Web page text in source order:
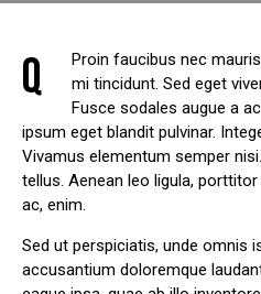
Q
Proin faucibus nec
mi tincidunt. Sed eget
Fusce sodales augue a
ipsum eget blandit pulvinar.
Vivamus elementum semper
tellus. Aenean leo ligula,
ac, enim.
Sed ut perspiciatis, unde omnis
accusantium doloremque